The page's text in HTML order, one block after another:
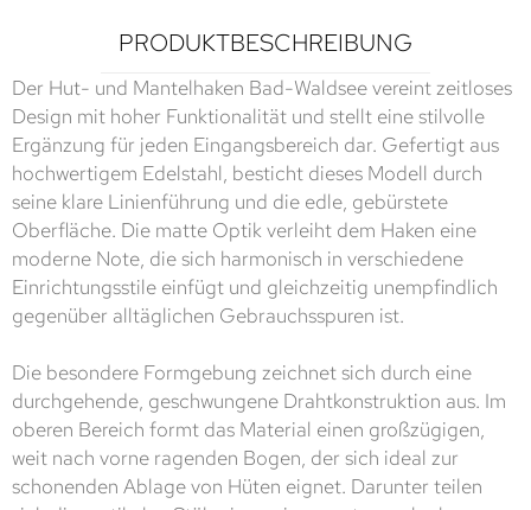
PRODUKTBESCHREIBUNG
Der Hut- und Mantelhaken Bad-Waldsee vereint zeitloses
Design mit hoher Funktionalität und stellt eine stilvolle
Ergänzung für jeden Eingangsbereich dar. Gefertigt aus
hochwertigem Edelstahl, besticht dieses Modell durch
seine klare Linienführung und die edle, gebürstete
Oberfläche. Die matte Optik verleiht dem Haken eine
moderne Note, die sich harmonisch in verschiedene
Einrichtungsstile einfügt und gleichzeitig unempfindlich
gegenüber alltäglichen Gebrauchsspuren ist.
Die besondere Formgebung zeichnet sich durch eine
durchgehende, geschwungene Drahtkonstruktion aus. Im
oberen Bereich formt das Material einen großzügigen,
weit nach vorne ragenden Bogen, der sich ideal zur
schonenden Ablage von Hüten eignet. Darunter teilen